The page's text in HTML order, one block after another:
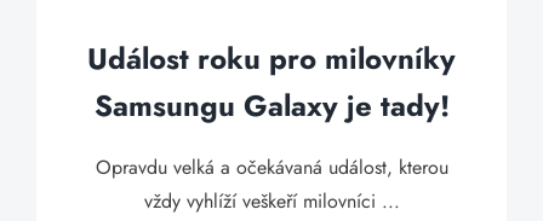
Událost roku pro milovníky
Samsungu Galaxy je tady!
Opravdu velká a očekávaná událost, kterou
vždy vyhlíží veškeří milovníci ...